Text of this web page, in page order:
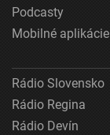
Podcasty
Mobilné aplikácie
Rádio Slovensko
Rádio Regina
Rádio Devín